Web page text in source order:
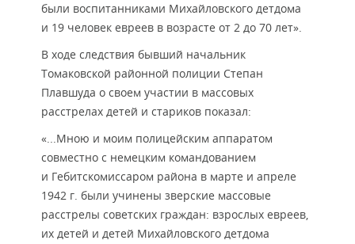
были воспитанниками Михайловского детдома
и 19 человек евреев в возрасте от 2 до 70 лет».
В ходе следствия бывший начальник
Томаковской районной полиции Степан
Плавшуда о своем участии в массовых
расстрелах детей и стариков показал:
«...Мною и моим полицейским аппаратом
совместно с немецким командованием
и Гебитскомиссаром района в марте и апреле
1942 г. были учинены зверские массовые
расстрелы советских граждан: взрослых евреев,
их детей и детей Михайловского детдома